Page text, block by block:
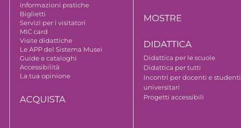
Informazioni pratiche
Biglietti
Servizi per i visitatori
MIC card
Visite didattiche
Le APP del Sistema Musei
Guide e cataloghi
Accessibilità
La tua opinione
ACQUISTA
MOSTRE
DIDATTICA
Didattica per le scuole
Didattica per tutti
Incontri per docenti e studenti
universitari
Progetti accessibili